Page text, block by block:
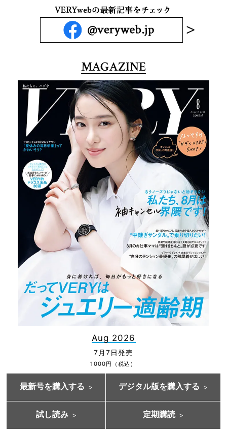
MAGAZINE
Aug 2026
7月7日発売
1000円（税込）
最新号を購入する デジタル版を購入する
試し読み 定期購読